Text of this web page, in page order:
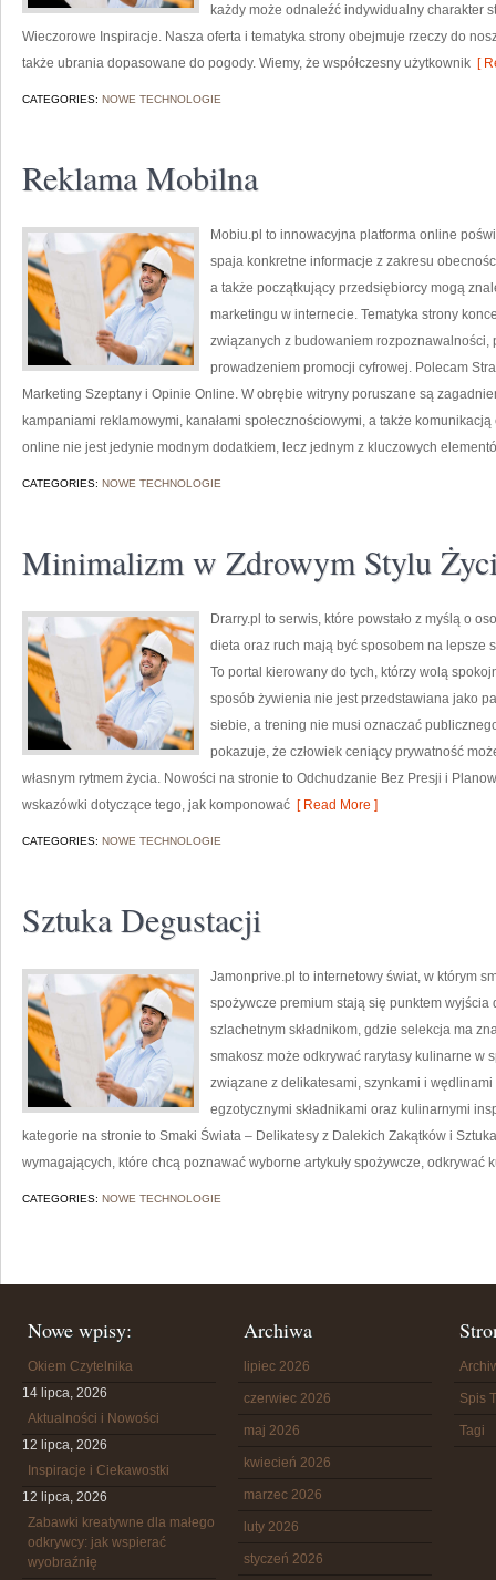
każdy może odnaleźć indywidualny charakter
Wieczorowe Inspiracje. Nasza oferta i tematyka strony obejmuje rzeczy do
także ubrania dopasowane do pogody. Wiemy, że współczesny użytkownik [
CATEGORIES: NOWE TECHNOLOGIE
Reklama Mobilna
Mobiu.pl to innowacyjna platforma online
spaja konkretne informacje z zakresu
a także początkujący przedsiębiorcy mogą
marketingu w internecie. Tematyka strony
związanych z budowaniem rozpoznawalności,
prowadzeniem promocji cyfrowej. Polecam
Marketing Szeptany i Opinie Online. W obrębie witryny poruszane są
kampaniami reklamowymi, kanałami społecznościowymi, a także
online nie jest jedynie modnym dodatkiem, lecz jednym z kluczowych
CATEGORIES: NOWE TECHNOLOGIE
Minimalizm w Zdrowym Stylu
Drarry.pl to serwis, które powstało z myślą o
dieta oraz ruch mają być sposobem na lepsze
To portal kierowany do tych, którzy wolą
sposób żywienia nie jest przedstawiana jako
siebie, a trening nie musi oznaczać
pokazuje, że człowiek ceniący prywatność
własnym rytmem życia. Nowości na stronie to Odchudzanie Bez Presji i
wskazówki dotyczące tego, jak komponować [ Read More ]
CATEGORIES: NOWE TECHNOLOGIE
Sztuka Degustacji
Jamonprive.pl to internetowy świat, w którym
spożywcze premium stają się punktem wyjścia
szlachetnym składnikom, gdzie selekcja ma
smakosz może odkrywać rarytasy kulinarne w
związane z delikatesami, szynkami i
egzotycznymi składnikami oraz kulinarnymi
kategorie na stronie to Smaki Świata – Delikatesy z Dalekich Zakątków i
wymagających, które chcą poznawać wyborne artykuły spożywcze, odkrywać
CATEGORIES: NOWE TECHNOLOGIE
Nowe wpisy:
Okiem Czytelnika
14 lipca, 2026
Aktualności i Nowości
12 lipca, 2026
Inspiracje i Ciekawostki
12 lipca, 2026
Zabawki kreatywne dla małego
odkrywcy: jak wspierać
wyobraźnię
Archiwa
lipiec 2026
czerwiec 2026
maj 2026
kwiecień 2026
marzec 2026
luty 2026
styczeń 2026
Spis
Tagi